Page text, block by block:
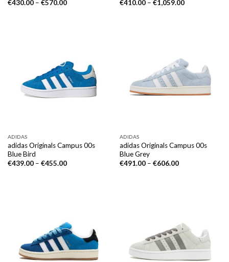
€430.00– €570.00
€410.00– €1,059.00
ADIDAS
adidas Originals Campus 00s
Blue Bird
€439.00– €455.00
ADIDAS
adidas Originals Campus 00s
Blue Grey
€491.00– €606.00